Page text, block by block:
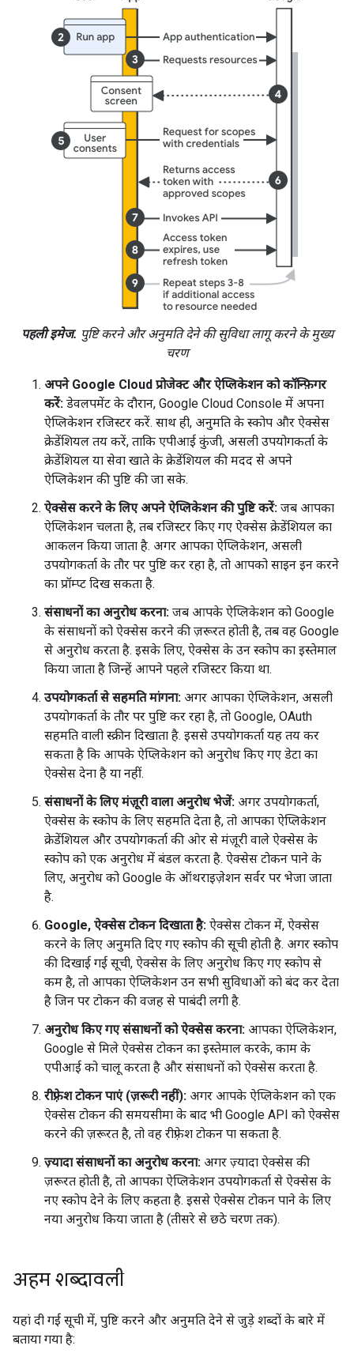
पहली इमेज. पुष्टि करने और अनुमति देने की सुविधा लागू करने के मुख्य
चरण
अपने Google Cloud प्रोजेक्ट और ऐप्लिकेशन को कॉन्फ़िगर
करें: डेवलपमेंट के दौरान, Google Cloud Console में अपना
ऐप्लिकेशन रजिस्टर करें. साथ ही, अनुमति के स्कोप और ऐक्सेस
क्रेडेंशियल तय करें, ताकि एपीआई कुंजी, असली उपयोगकर्ता के
क्रेडेंशियल या सेवा खाते के क्रेडेंशियल की मदद से अपने
ऐप्लिकेशन की पुष्टि की जा सके.
ऐक्सेस करने के लिए अपने ऐप्लिकेशन की पुष्टि करें: जब आपका
ऐप्लिकेशन चलता है, तब रजिस्टर किए गए ऐक्सेस क्रेडेंशियल का
आकलन किया जाता है. अगर आपका ऐप्लिकेशन, असली
उपयोगकर्ता के तौर पर पुष्टि कर रहा है, तो आपको साइन इन करने
का प्रॉम्प्ट दिख सकता है.
संसाधनों का अनुरोध करना: जब आपके ऐप्लिकेशन को Google
के संसाधनों को ऐक्सेस करने की ज़रूरत होती है, तब वह Google
से अनुरोध करता है. इसके लिए, ऐक्सेस के उन स्कोप का इस्तेमाल
किया जाता है जिन्हें आपने पहले रजिस्टर किया था.
उपयोगकर्ता से सहमति मांगना: अगर आपका ऐप्लिकेशन, असली
उपयोगकर्ता के तौर पर पुष्टि कर रहा है, तो Google, OAuth
सहमति वाली स्क्रीन दिखाता है. इससे उपयोगकर्ता यह तय कर
सकता है कि आपके ऐप्लिकेशन को अनुरोध किए गए डेटा का
ऐक्सेस देना है या नहीं.
संसाधनों के लिए मंज़ूरी वाला अनुरोध भेजें: अगर उपयोगकर्ता,
ऐक्सेस के स्कोप के लिए सहमति देता है, तो आपका ऐप्लिकेशन
क्रेडेंशियल और उपयोगकर्ता की ओर से मंज़ूरी वाले ऐक्सेस के
स्कोप को एक अनुरोध में बंडल करता है. ऐक्सेस टोकन पाने के
लिए, अनुरोध को Google के ऑथराइज़ेशन सर्वर पर भेजा जाता
है.
Google, ऐक्सेस टोकन दिखाता है: ऐक्सेस टोकन में, ऐक्सेस
करने के लिए अनुमति दिए गए स्कोप की सूची होती है. अगर स्कोप
की दिखाई गई सूची, ऐक्सेस के लिए अनुरोध किए गए स्कोप से
कम है, तो आपका ऐप्लिकेशन उन सभी सुविधाओं को बंद कर देता
है जिन पर टोकन की वजह से पाबंदी लगी है.
अनुरोध किए गए संसाधनों को ऐक्सेस करना: आपका ऐप्लिकेशन,
Google से मिले ऐक्सेस टोकन का इस्तेमाल करके, काम के
एपीआई को चालू करता है और संसाधनों को ऐक्सेस करता है.
रीफ़्रेश टोकन पाएं (ज़रूरी नहीं): अगर आपके ऐप्लिकेशन को एक
ऐक्सेस टोकन की समयसीमा के बाद भी Google API को ऐक्सेस
करने की ज़रूरत है, तो वह रीफ़्रेश टोकन पा सकता है.
ज़्यादा संसाधनों का अनुरोध करना: अगर ज़्यादा ऐक्सेस की
ज़रूरत होती है, तो आपका ऐप्लिकेशन उपयोगकर्ता से ऐक्सेस के
नए स्कोप देने के लिए कहता है. इससे ऐक्सेस टोकन पाने के लिए
नया अनुरोध किया जाता है (तीसरे से छठे चरण तक).
अहम शब्दावली
यहां दी गई सूची में, पुष्टि करने और अनुमति देने से जुड़े शब्दों के बारे में
बताया गया है: